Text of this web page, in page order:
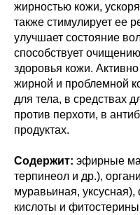
жирностью кожи,
также стимулирует ее
улучшает состояние
способствует
здоровья кожи.
жирной и проблемной
для тела, в средствах
против перхоти, в
продуктах.
Содержит: эфирные
терпинеол и др.),
муравьиная,
кислоты и